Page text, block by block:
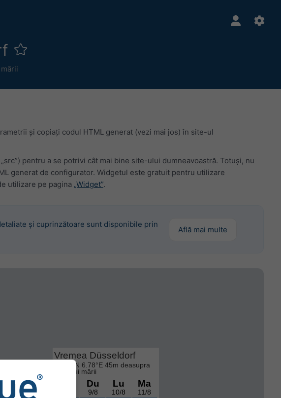
și copiați codul HTML generat (vezi mai jos) în site-ul
pentru a se potrivi cât mai bine site-ului dumneavoastră. Totuși, nu
generat de configurator. Widgetul este gratuit pentru utilizare
utilizare pe pagina „Widget”.
și cuprinzătoare sunt disponibile prin
Află mai multe